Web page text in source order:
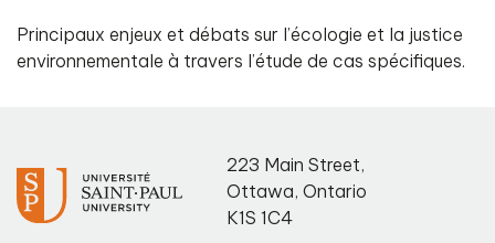
Principaux enjeux et débats sur l’écologie et la justice
environnementale à travers l’étude de cas spécifiques.
223 Main Street,
Ottawa, Ontario
K1S 1C4